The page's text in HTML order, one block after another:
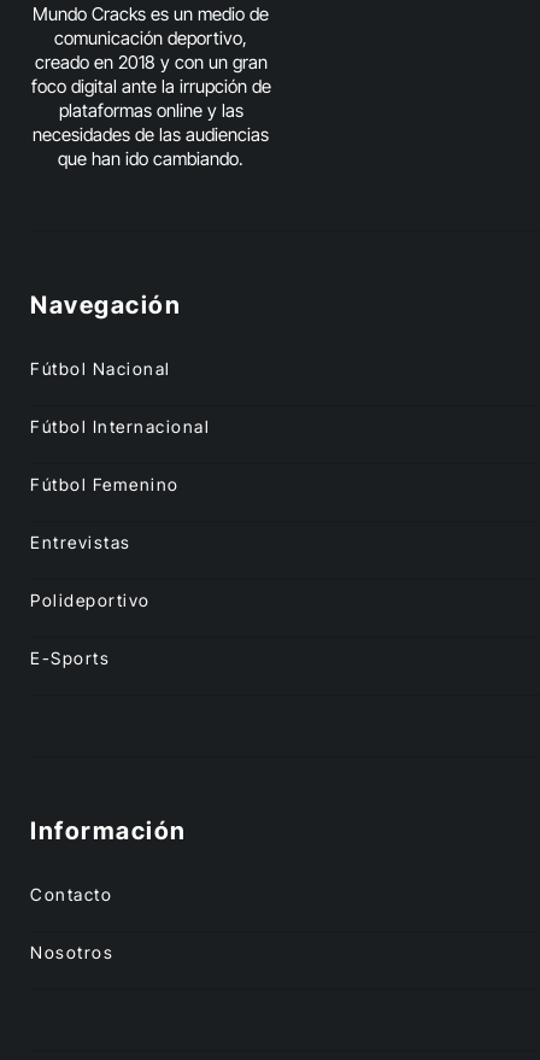
Mundo Cracks es un medio de
comunicación deportivo,
creado en 2018 y con un gran
foco digital ante la irrupción de
plataformas online y las
necesidades de las audiencias
que han ido cambiando.
Navegación
Fútbol Nacional
Fútbol Internacional
Fútbol Femenino
Entrevistas
Polideportivo
E-Sports
Información
Contacto
Nosotros